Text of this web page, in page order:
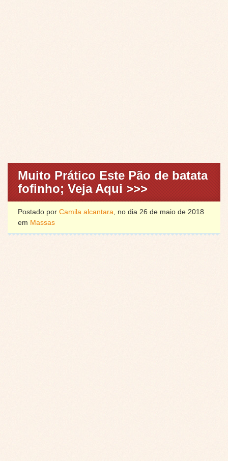
Muito Prático Este Pão de batata
fofinho; Veja Aqui >>>
Postado por Camila alcantara, no dia 26 de maio de 2018
em Massas